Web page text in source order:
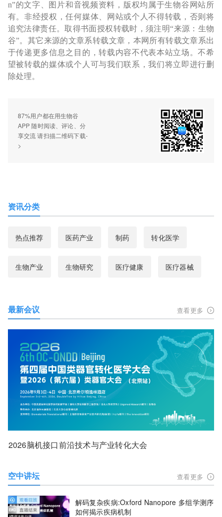
n”的文字、图片和音视频资料，版权均属于生物谷网站所
有。非经授权，任何媒体、网站或个人不得转载，否则将
追究法律责任。取得书面授权转载时，须注明“来源：生物
谷”。其它来源的文章系转载文章，本网所有转载文章系出
于传递更多信息之目的，转载内容不代表本站立场。不希
望被转载的媒体或个人可与我们联系，我们将立即进行删
除处理。
87%用户都在用生物谷
APP 随时阅读、评论、分
享交流 请扫描二维码下载-
>
资讯分类
热点推荐 医药产业 制药 转化医学
生物产业 生物研究 医疗健康 医疗器械
最新会议 查看更多
2026脑机接口前沿技术与产业转化大会
空中讲坛 查看更多
解码复杂疾病:Oxford Nanopore 多组学测序
如何揭示疾病机制